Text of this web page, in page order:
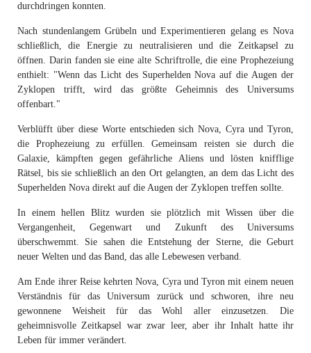
durchdringen konnten.
Nach stundenlangem Grübeln und Experimentieren gelang es Nova
schließlich, die Energie zu neutralisieren und die Zeitkapsel zu
öffnen. Darin fanden sie eine alte Schriftrolle, die eine Prophezeiung
enthielt: "Wenn das Licht des Superhelden Nova auf die Augen der
Zyklopen trifft, wird das größte Geheimnis des Universums
offenbart."
Verblüfft über diese Worte entschieden sich Nova, Cyra und Tyron,
die Prophezeiung zu erfüllen. Gemeinsam reisten sie durch die
Galaxie, kämpften gegen gefährliche Aliens und lösten knifflige
Rätsel, bis sie schließlich an den Ort gelangten, an dem das Licht des
Superhelden Nova direkt auf die Augen der Zyklopen treffen sollte.
In einem hellen Blitz wurden sie plötzlich mit Wissen über die
Vergangenheit, Gegenwart und Zukunft des Universums
überschwemmt. Sie sahen die Entstehung der Sterne, die Geburt
neuer Welten und das Band, das alle Lebewesen verband.
Am Ende ihrer Reise kehrten Nova, Cyra und Tyron mit einem neuen
Verständnis für das Universum zurück und schworen, ihre neu
gewonnene Weisheit für das Wohl aller einzusetzen. Die
geheimnisvolle Zeitkapsel war zwar leer, aber ihr Inhalt hatte ihr
Leben für immer verändert.